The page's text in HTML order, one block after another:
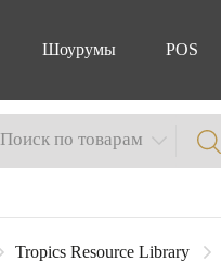
Шоурумы POS
Поиск по товарам
Tropics Resource Library